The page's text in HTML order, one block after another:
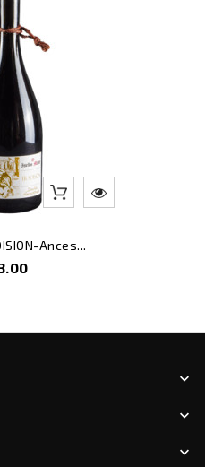
Ances...
keyboard_arrow_down
keyboard_arrow_down
keyboard_arrow_down